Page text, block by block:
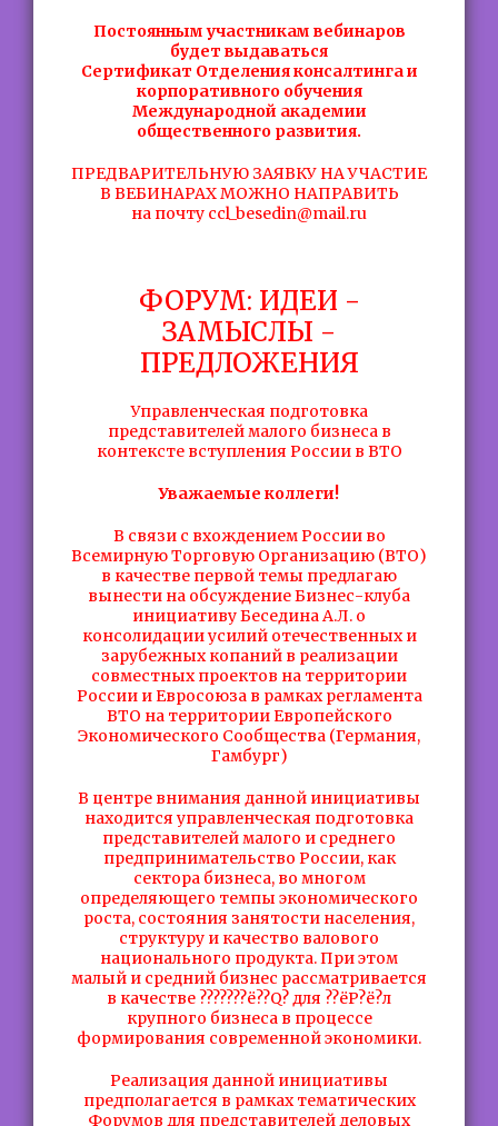
Постоянным участникам вебинаров
будет выдаваться
Сертификат Отделения консалтинга и
корпоративного обучения
Международной академии
общественного развития.
ПРЕДВАРИТЕЛЬНУЮ ЗАЯВКУ НА УЧАСТИЕ
В ВЕБИНАРАХ МОЖНО НАПРАВИТЬ
на почту ccl_besedin@mail.ru
ФОРУМ: ИДЕИ -
ЗАМЫСЛЫ -
ПРЕДЛОЖЕНИЯ
Управленческая подготовка
представителей малого бизнеса в
контексте вступления России в ВТО
Уважаемые коллеги!
В связи с вхождением России во
Всемирную Торговую Организацию (ВТО)
в качестве первой темы предлагаю
вынести на обсуждение Бизнес-клуба
инициативу Беседина А.Л. о
консолидации усилий отечественных и
зарубежных копаний в реализации
совместных проектов на территории
России и Евросоюза в рамках регламента
ВТО на территории Европейского
Экономического Сообщества (Германия,
Гамбург)
В центре внимания данной инициативы
находится управленческая подготовка
представителей малого и среднего
предпринимательство России, как
сектора бизнеса, во многом
определяющего темпы экономического
роста, состояния занятости населения,
структуру и качество валового
национального продукта. При этом
малый и средний бизнес рассматривается
в качестве ???????ё??Q? для ??ёP?ё?л
крупного бизнеса в процессе
формирования современной экономики.
Реализация данной инициативы
предполагается в рамках тематических
Форумов для представителей деловых